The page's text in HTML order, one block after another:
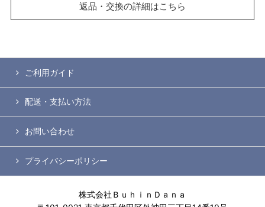
返品・交換の詳細はこちら
ご利用ガイド
配送・支払い方法
お問い合わせ
プライバシーポリシー
株式会社ＢｕｈｉｎＤａｎａ